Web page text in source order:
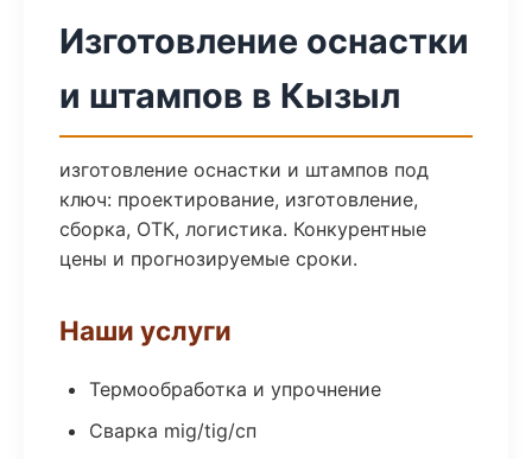
Изготовление оснастки
и штампов в Кызыл
изготовление оснастки и штампов под
ключ: проектирование, изготовление,
сборка, ОТК, логистика. Конкурентные
цены и прогнозируемые сроки.
Наши услуги
Термообработка и упрочнение
Сварка mig/tig/сп